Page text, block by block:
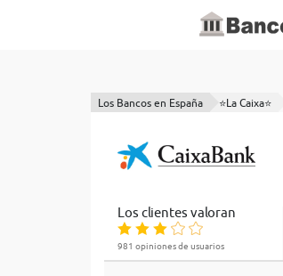
Los Bancos en España ⭐La Caixa⭐
Los clientes valoran
981 opiniones de usuarios